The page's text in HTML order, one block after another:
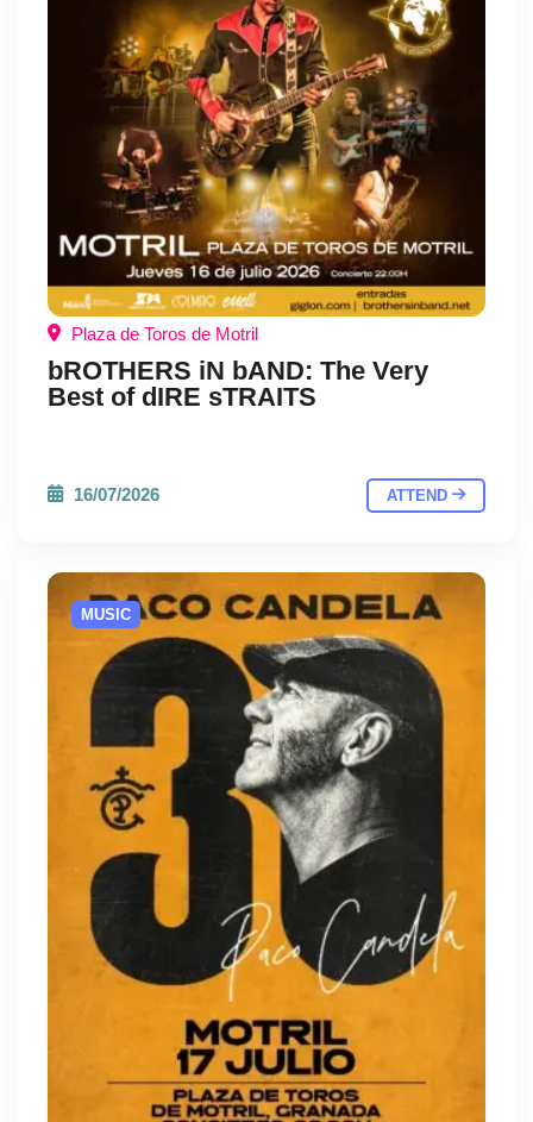
Plaza de Toros de Motril
bROTHERS iN bAND: The Very
Best of dIRE sTRAITS
16/07/2026 ATTEND
MUSIC